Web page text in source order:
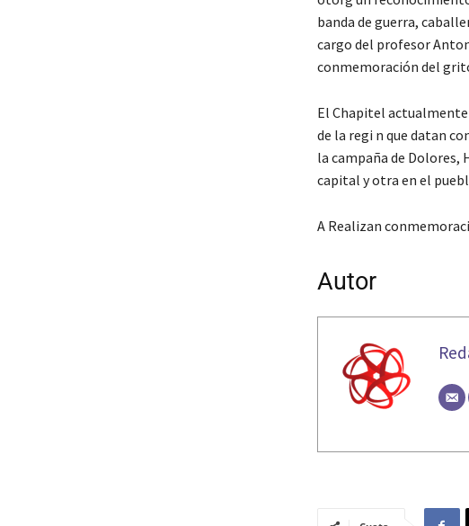
banda de guerra,
cargo del profesor
conmemoración del
El Chapitel
de la regi n que datan
la campaña de Dolores,
capital y otra en el
A Realizan
Autor